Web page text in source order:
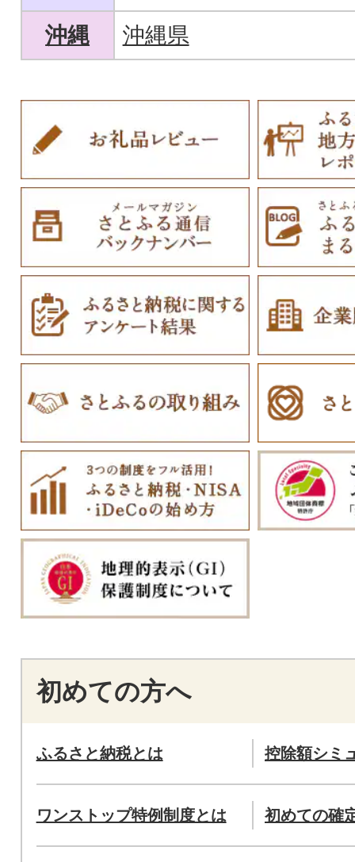
沖縄
沖縄県
初めての方へ
ふるさと納税とは 控除額シミ
ワンストップ特例制度とは 初めての確